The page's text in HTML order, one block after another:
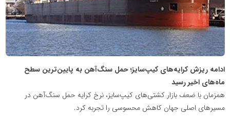
ادامه ریزش کرایه‌های کیپ‌سایز؛ حمل سنگ‌آهن به پایین‌ترین سطح
ماه‌های اخیر رسید
همزمان با ضعف بازار کشتی‌های کیپ‌سایز، نرخ کرایه حمل سنگ‌آهن در
مسیرهای اصلی جهان کاهش محسوسی را تجربه کرد.